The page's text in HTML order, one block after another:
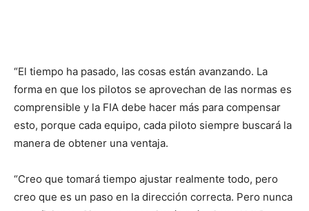
“El tiempo ha pasado, las cosas están avanzando. La
forma en que los pilotos se aprovechan de las normas es
comprensible y la FIA debe hacer más para compensar
esto, porque cada equipo, cada piloto siempre buscará la
manera de obtener una ventaja.
“Creo que tomará tiempo ajustar realmente todo, pero
creo que es un paso en la dirección correcta. Pero nunca